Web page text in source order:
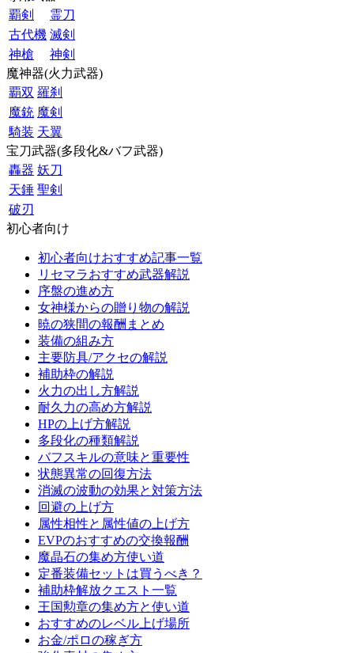
覇剣
霊刀
古代機 滅剣
神槍
神剣
魔神器(火力武器)
覇双 羅刹
魔銃 魔剣
騎装 天翼
宝刀武器(多段化&バフ武器)
轟器 妖刀
天錘 聖剣
破刃
初心者向け
初心者向けおすすめ記事一覧
リセマラおすすめ武器解説
序盤の進め方
女神様からの贈り物の解説
暁の狭間の報酬まとめ
装備の組み方
主要防具/アクセの解説
補助枠の解説
火力の出し方解説
耐久力の高め方解説
HPの上げ方解説
多段化の種類解説
バフスキルの意味と重要性
状態異常の回復方法
消滅の波動の効果と対策方法
回避の上げ方
属性相性と属性値の上げ方
EVPのおすすめの交換報酬
魔晶石の集め方使い道
定番装備セットは買うべき？
補助枠解放クエスト一覧
王国勲章の集め方と使い道
おすすめのレベル上げ場所
お金/ポロの稼ぎ方